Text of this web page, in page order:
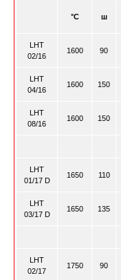
°C ш
LHT
02/16
1600 90
LHT
04/16
1600 150
LHT
08/16
1600 150
LHT
01/17 D
1650 110
LHT
03/17 D
1650 135
LHT
02/17
1750 90